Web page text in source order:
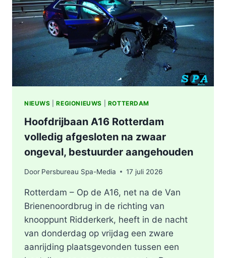
RICHTING
ROTTERDAM
NIEUWS |REGIONIEUWS ROTTERDAM
Hoofdrijbaan A16 Rotterdam
volledig afgesloten na zwaar
ongeval, bestuurder aangehouden
Door Persbureau Spa-Media 17 juli 2026
Rotterdam – Op de A16, net na de Van
Brienenoordbrug in de richting van
knooppunt Ridderkerk, heeft in de nacht
van donderdag op vrijdag een zware
aanrijding plaatsgevonden tussen een